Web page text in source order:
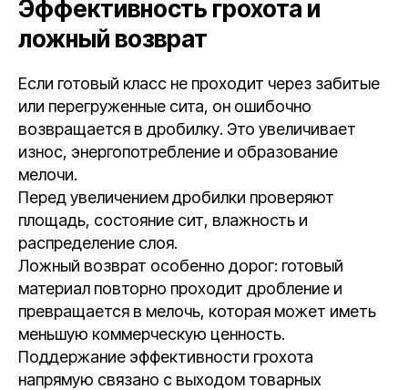
Эффективность грохота и
ложный возврат
Если готовый класс не проходит через забитые
или перегруженные сита, он ошибочно
возвращается в дробилку. Это увеличивает
износ, энергопотребление и образование
мелочи.
Перед увеличением дробилки проверяют
площадь, состояние сит, влажность и
распределение слоя.
Ложный возврат особенно дорог: готовый
материал повторно проходит дробление и
превращается в мелочь, которая может иметь
меньшую коммерческую ценность.
Поддержание эффективности грохота
напрямую связано с выходом товарных